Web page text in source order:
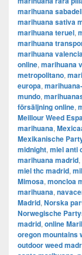
marihuana
marihuana sativa
marihuana teruel,
marihuana
marihuana
online, marihuana
metropolitano,
europa,
mundo,
försäljning online,
Meillour Weed
marihuana,
Mexikanische
midnight, miel anti
marihuana madrid,
miel thc madrid,
Mimosa, moncloa
marihuana,
Madrid, Norska
Norwegische
madrid, online
oregon mountains
outdoor weed